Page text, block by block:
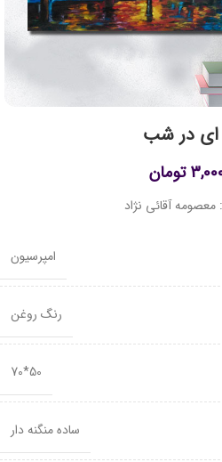
با گالری در ارتباط
ای در شب
تومان
معصومه آقائی نژاد
امپرسیون
رنگ روغن
50*70
ساده منگنه دار